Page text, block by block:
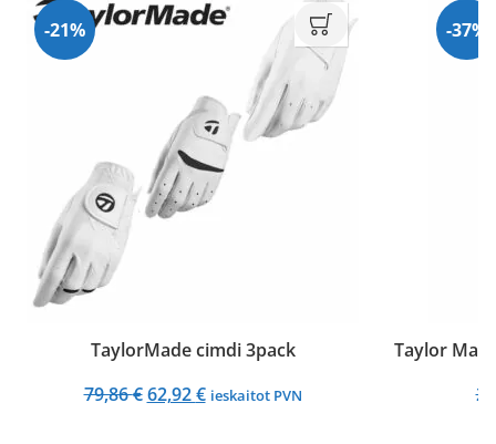
-21%
TaylorMade cimdi 3pack
79,86€ Original
62,92€Current
ieskaitot PVN
-37%
Taylor